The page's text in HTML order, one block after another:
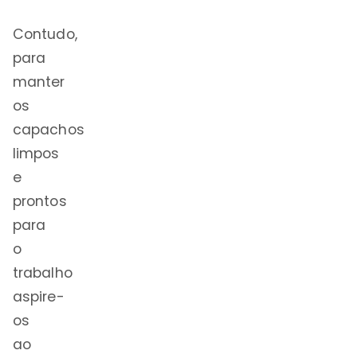
Contudo,
para
manter
os
capachos
limpos
e
prontos
para
o
trabalho
aspire-
os
ao